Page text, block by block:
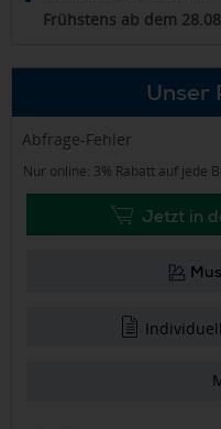
Frühstens ab dem
Unser
Abfrage-Fehler
Nur online: 3% Rabatt auf jede
Jetzt in